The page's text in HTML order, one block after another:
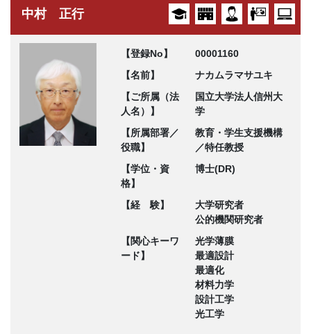
中村 正行
【登録No】
00001160
【名前】
ナカムラマサユキ
【ご所属（法
人名）】
国立大学法人信州大
学
【所属部署／
役職】
教育・学生支援機構
／特任教授
【学位・資
格】
博士(DR)
【経 験】
大学研究者
公的機関研究者
【関心キーワ
ード】
光学薄膜
最適設計
最適化
材料力学
設計工学
光工学